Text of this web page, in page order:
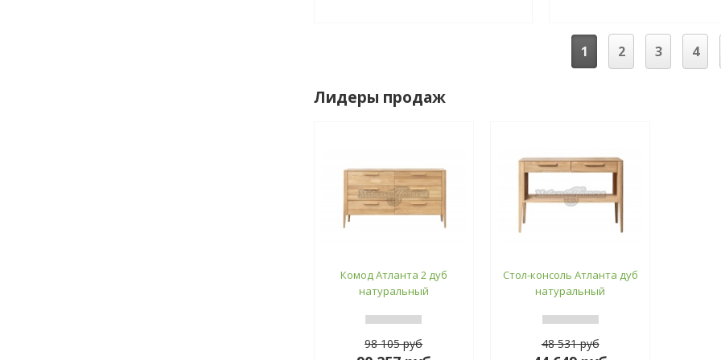
1 2 3 4
Лидеры продаж
Комод Атланта 2 дуб
натуральный
98 105 руб
Стол-консоль Атланта дуб
натуральный
48 531 руб